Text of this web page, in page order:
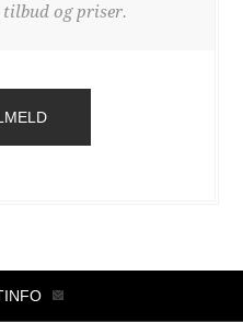
tilbud og priser.